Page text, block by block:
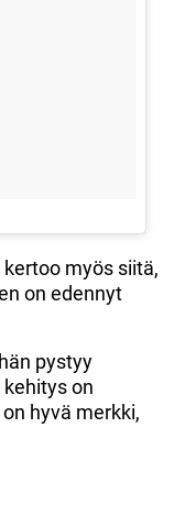
myös siitä,
on edennyt
pystyy
on
hyvä merkki,